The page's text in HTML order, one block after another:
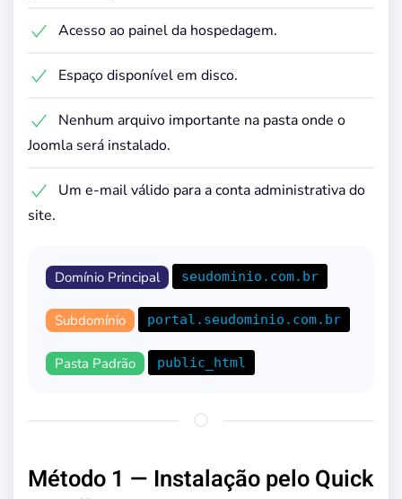
Acesso ao painel da hospedagem.
Espaço disponível em disco.
Nenhum arquivo importante na pasta onde o
Joomla será instalado.
Um e-mail válido para a conta administrativa do
site.
Domínio Principal seudominio.com.br
Subdomínio portal.seudominio.com.br
Pasta Padrão public_html
Método 1 — Instalação pelo Quick